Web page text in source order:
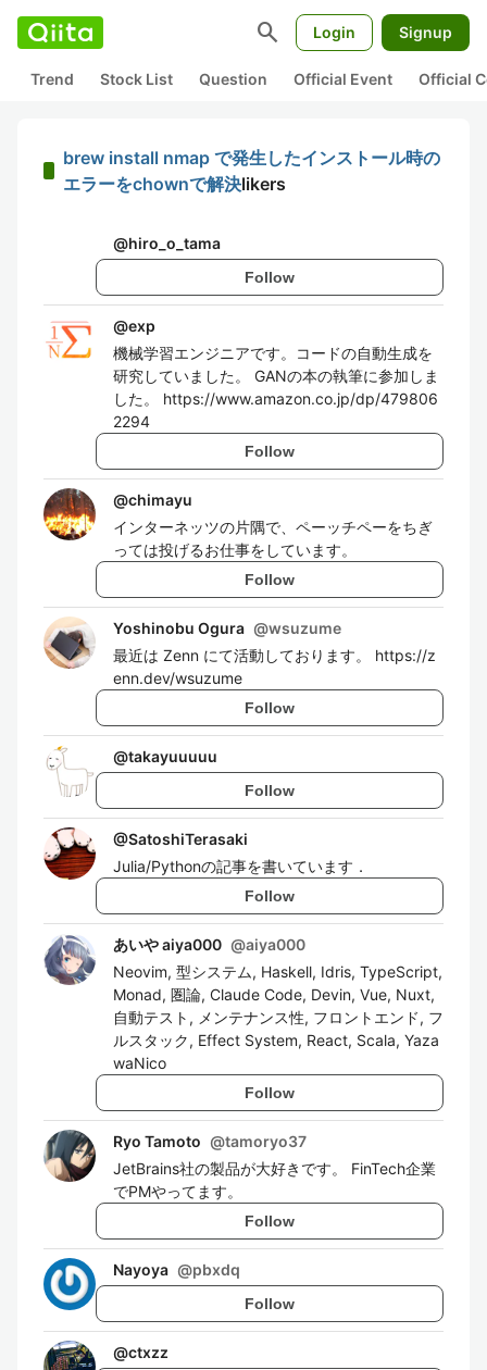
search Login Signup
Trend Stock List Question Official Event Official
brew install nmap で発生したインストール時の
エラーをchownで解決likers
@hiro_o_tama
Follow
@exp
機械学習エンジニアです。コードの自動生成を
研究していました。 GANの本の執筆に参加しま
した。 https://www.amazon.co.jp/dp/479806
2294
Follow
@chimayu
インターネッツの片隅で、ペーッチペーをちぎ
っては投げるお仕事をしています。
Follow
Yoshinobu Ogura @wsuzume
最近は Zenn にて活動しております。 https://z
enn.dev/wsuzume
Follow
@takayuuuuu
Follow
@SatoshiTerasaki
Julia/Pythonの記事を書いています．
Follow
あいや aiya000 @aiya000
Neovim, 型システム, Haskell, Idris, TypeScript,
Monad, 圏論, Claude Code, Devin, Vue, Nuxt,
自動テスト, メンテナンス性, フロントエンド, フ
ルスタック, Effect System, React, Scala, Yaza
waNico
Follow
Ryo Tamoto @tamoryo37
JetBrains社の製品が大好きです。 FinTech企業
でPMやってます。
Follow
Nayoya @pbxdq
Follow
@ctxzz